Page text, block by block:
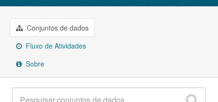
Organizações
Grupos
Sobre
Conjuntos de dados
Fluxo de Atividades
Sobre